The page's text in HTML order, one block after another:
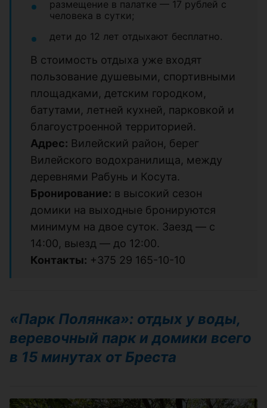
размещение в палатке — 17 рублей с
человека в сутки;
дети до 12 лет отдыхают бесплатно.
В стоимость отдыха уже входят
пользование душевыми, спортивными
площадками, детским городком,
батутами, летней кухней, парковкой и
благоустроенной территорией.
Адрес: Вилейский район, берег
Вилейского водохранилища, между
деревнями Рабунь и Косута.
Бронирование: в высокий сезон
домики на выходные бронируются
минимум на двое суток. Заезд — с
14:00, выезд — до 12:00.
Контакты: +375 29 165-10-10
«Парк Полянка»: отдых у воды,
веревочный парк и домики всего
в 15 минутах от Бреста